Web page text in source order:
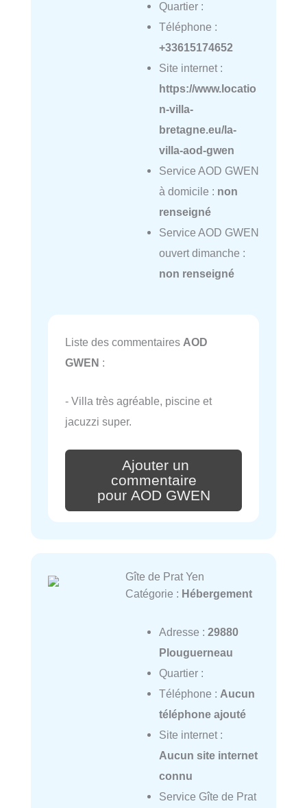
Quartier :
Téléphone :
+33615174652
Site internet :
https://www.locatio
n-villa-
bretagne.eu/la-
villa-aod-gwen
Service AOD GWEN
à domicile : non
renseigné
Service AOD GWEN
ouvert dimanche :
non renseigné
Liste des commentaires AOD
GWEN :
- Villa très agréable, piscine et
jacuzzi super.
Ajouter un
commentaire
pour AOD GWEN
Gîte de Prat Yen
Catégorie : Hébergement
Adresse : 29880
Plouguerneau
Quartier :
Téléphone : Aucun
téléphone ajouté
Site internet :
Aucun site internet
connu
Service Gîte de Prat